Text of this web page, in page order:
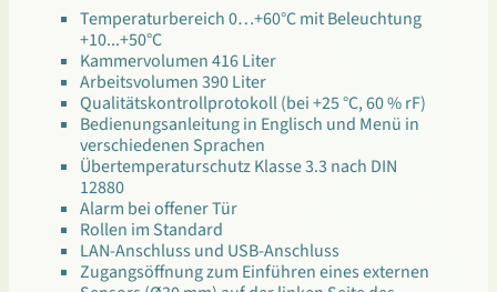
Temperaturbereich 0…+60°C mit Beleuchtung
+10...+50°C
Kammervolumen 416 Liter
Arbeitsvolumen 390 Liter
Qualitätskontrollprotokoll (bei +25 °C, 60 % rF)
Bedienungsanleitung in Englisch und Menü in
verschiedenen Sprachen
Übertemperaturschutz Klasse 3.3 nach DIN
12880
Alarm bei offener Tür
Rollen im Standard
LAN-Anschluss und USB-Anschluss
Zugangsöffnung zum Einführen eines externen